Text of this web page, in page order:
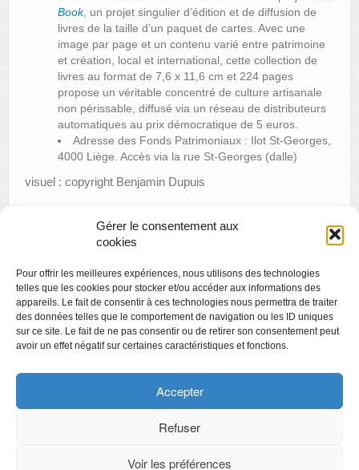
Gérer le consentement aux
cookies
Pour offrir les meilleures expériences, nous utilisons des technologies
telles que les cookies pour stocker et/ou accéder aux informations des
appareils. Le fait de consentir à ces technologies nous permettra de traiter
des données telles que le comportement de navigation ou les ID uniques
sur ce site. Le fait de ne pas consentir ou de retirer son consentement peut
avoir un effet négatif sur certaines caractéristiques et fonctions.
Accepter
Refuser
Voir les préférences
Book, un projet singulier d’édition et de diffusion de
livres de la taille d’un paquet de cartes. Avec une
image par page et un contenu varié entre patrimoine
et création, local et international, cette collection de
livres au format de 7,6 x 11,6 cm et 224 pages
propose un véritable concentré de culture artisanale
non périssable, diffusé via un réseau de distributeurs
automatiques au prix démocratique de 5 euros.
Adresse des Fonds Patrimoniaux : Ilot St-Georges,
4000 Liège. Accès via la rue St-Georges (dalle)
visuel : copyright Benjamin Dupuis
Le Grand Curtius raconté par les étudiants de l’ULIEGE
Visite thématique : L’art et les armes blanches
Copyright
Politique de confidentialité
Chartes des engagements des opérateurs culturels